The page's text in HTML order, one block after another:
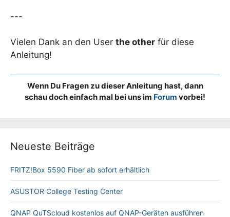
---
Vielen Dank an den User the other für diese
Anleitung!
Wenn Du Fragen zu dieser Anleitung hast, dann
schau doch einfach mal bei uns im Forum vorbei!
Neueste Beiträge
FRITZ!Box 5590 Fiber ab sofort erhältlich
ASUSTOR College Testing Center
QNAP QuTScloud kostenlos auf QNAP-Geräten ausführen